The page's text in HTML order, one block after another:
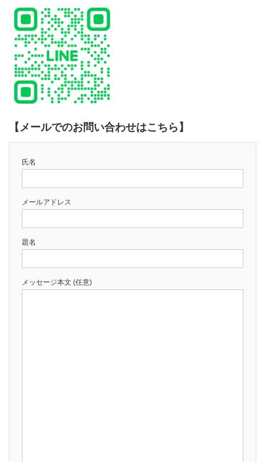
【メールでのお問い合わせはこちら】
氏名
メールアドレス
題名
メッセージ本文 (任意)